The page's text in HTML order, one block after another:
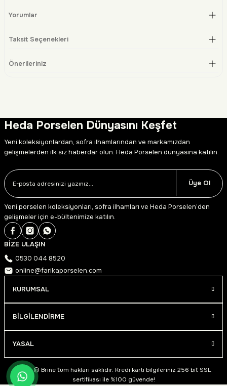
Yorumlar
Taksit Seçenekleri
Önerileriniz
Heda Porselen Dünyasını Keşfet
Yeni koleksiyonlardan, sofra ilhamlarından ve markamızdan
gelişmelerden ilk siz haberdar olun. Heda Porselen dünyasına katılın.
Üye Ol
Yeni porselen koleksiyonları, sofra ilhamları ve Heda Porselen’den
gelişmeler için e-bültenimize katılın.
KURUMSAL
BİLGİLENDİRME
YASAL
BİZE ULAŞIN
0530 044 8520
online@farikaporselen.com
2026 © Brine tüm hakları saklıdır. Kredi kartı bilgileriniz 256 bit SSL
sertifikası ile %100 güvende!